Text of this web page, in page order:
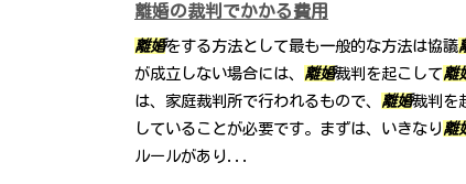
離婚の裁判でかかる費用
離婚をする方法として最も一般的な方法は協議
が成立しない場合には、 離婚裁判を起こして離
は、家庭裁判所で行われるもので、 離婚裁判を
していることが必要です。まずは、いきなり 離
ルールがあり...